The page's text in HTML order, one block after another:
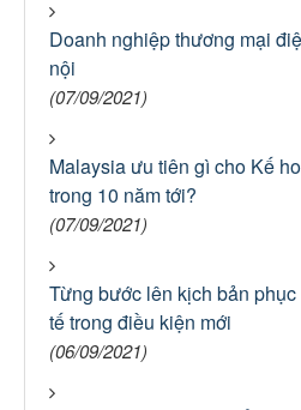
Doanh nghiệp thương mại
nội
(07/09/2021)
Malaysia ưu tiên gì cho Kế
trong 10 năm tới?
(07/09/2021)
Từng bước lên kịch bản
tế trong điều kiện mới
(06/09/2021)